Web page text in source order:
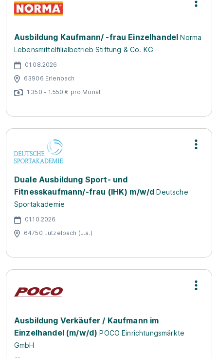
Ausbildung Kaufmann/ -frau Einzelhandel Norma
Lebensmittelfilialbetrieb Stiftung & Co. KG
01.08.2026
63906 Erlenbach
1.350 - 1.550 € pro Monat
Duale Ausbildung Sport- und
Fitnesskaufmann/-frau (IHK) m/w/d Deutsche
Sportakademie
01.10.2026
64750 Lützelbach (u.a.)
Ausbildung Verkäufer / Kaufmann im
Einzelhandel (m/w/d) POCO Einrichtungsmärkte
GmbH